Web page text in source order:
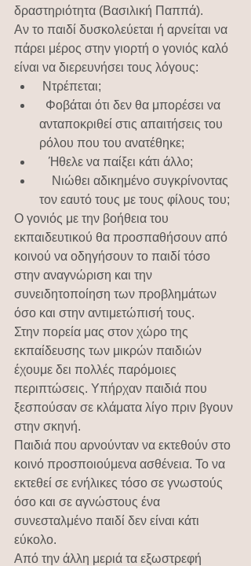
δραστηριότητα (Βασιλική Παππά).
Αν το παιδί δυσκολεύεται ή αρνείται να
πάρει μέρος στην γιορτή ο γονιός καλό
είναι να διερευνήσει τους λόγους:
Ντρέπεται;
ανταποκριθεί στις απαιτήσεις του
ρόλου που του ανατέθηκε;
   Ήθελε να παίξει κάτι άλλο;
τον εαυτό τους με τους φίλους του;
Ο γονιός με την βοήθεια του
εκπαιδευτικού θα προσπαθήσουν από
κοινού να οδηγήσουν το παιδί τόσο
στην αναγνώριση και την
συνειδητοποίηση των προβλημάτων
όσο και στην αντιμετώπισή τους.
Στην πορεία μας στον χώρο της
εκπαίδευσης των μικρών παιδιών
έχουμε δει πολλές παρόμοιες
περιπτώσεις. Υπήρχαν παιδιά που
ξεσπούσαν σε κλάματα λίγο πριν βγουν
στην σκηνή.
Παιδιά που αρνούνταν να εκτεθούν στο
κοινό προσποιούμενα ασθένεια. Το να
εκτεθεί σε ενήλικες τόσο σε γνωστούς
όσο και σε αγνώστους ένα
συνεσταλμένο παιδί δεν είναι κάτι
εύκολο.
Από την άλλη μεριά τα εξωστρεφή